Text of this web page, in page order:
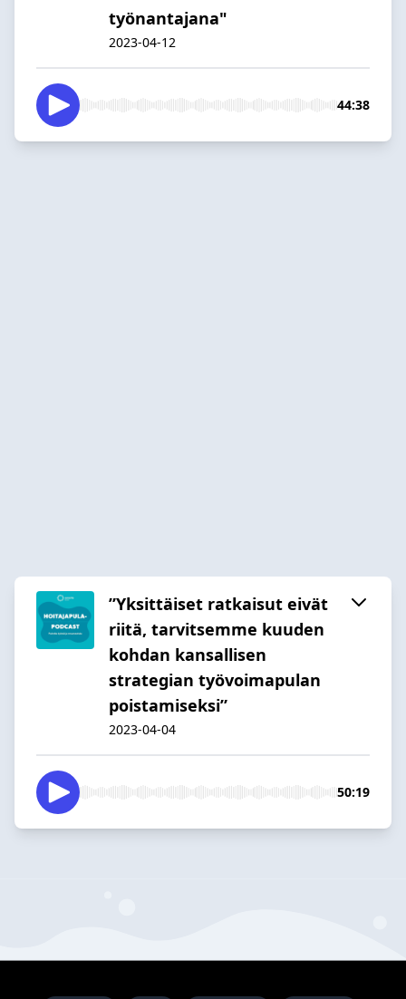
työnantajana"
2023-04-12
44:38
”Yksittäiset ratkaisut eivät
riitä, tarvitsemme kuuden
kohdan kansallisen
strategian työvoimapulan
poistamiseksi”
2023-04-04
50:19